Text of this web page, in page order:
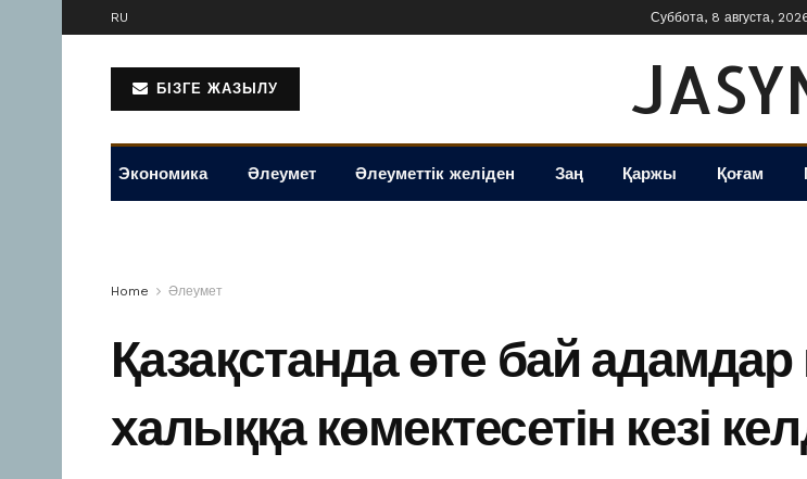
RU Суббота, 8 августа,
БІЗГЕ ЖАЗЫЛУ
Экономика Әлеумет Әлеуметтік желіден Заң Қаржы Қоғам
Home Әлеумет
Қазақстанда өте бай
халыққа көмектесетін кезі